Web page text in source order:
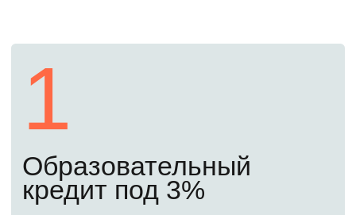
Первый шаг
Оставьте заявку сегодня. Мы закрепим
за вами личного менеджера, подробно
Откроем доступ к бесплатным материалам
подготовительного курса, чтобы вы могли
освежить знания перед экзаменами.
Сегодня